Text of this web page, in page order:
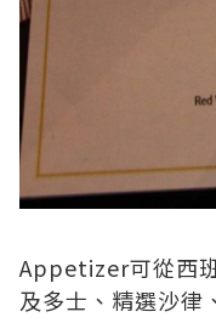
Appetizer可從西
及多士、精選沙律